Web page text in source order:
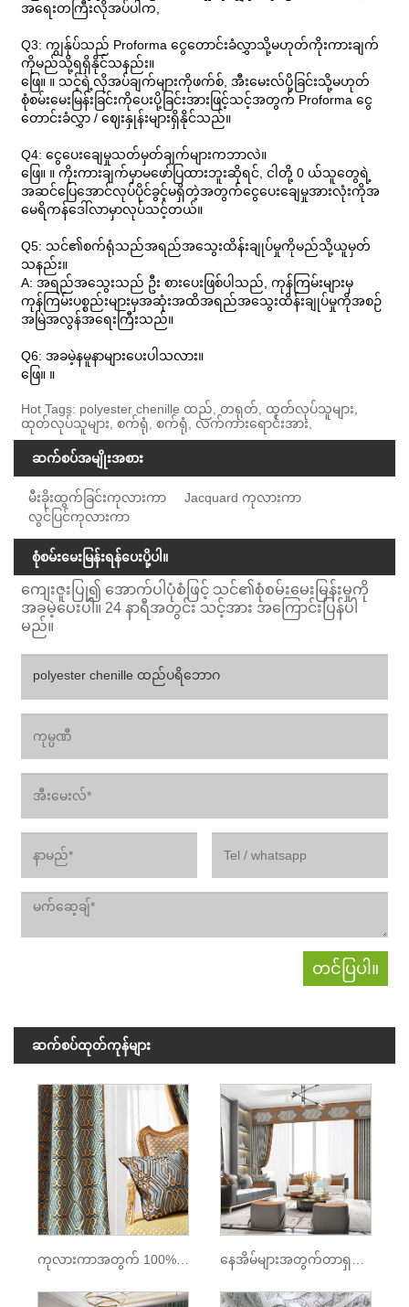
အရေးတကြီးလိုအပ်ပါက,
Q3: ကျွန်ုပ်သည် Proforma ငွေတောင်းခံလွှာသို့မဟုတ်ကိုးကားချက်
ကိုမည်သို့ရရှိနိုင်သနည်း။
ဖြေ။ ။ သင့်ရဲ့လိုအပ်ချက်များကိုဖက်စ်, အီးမေးလ်ပို့ခြင်းသို့မဟုတ်
စုံစမ်းမေးမြန်းခြင်းကိုပေးပို့ခြင်းအားဖြင့်သင့်အတွက် Proforma ငွေ
တောင်းခံလွှာ / ဈေးနှုန်းများရှိနိုင်သည်။
Q4: ငွေပေးချေမှုသတ်မှတ်ချက်များကဘာလဲ။
ဖြေ။ ။ ကိုးကားချက်မှာမဖော်ပြထားဘူးဆိုရင်, ငါတို့ 0 ယ်သူတွေရဲ့
အဆင်ပြေအောင်လုပ်ပိုင်ခွင့်မရှိတဲ့အတွက်ငွေပေးချေမှုအားလုံးကိုအ
မေရိကန်ဒေါ်လာမှာလုပ်သင့်တယ်။
Q5: သင်၏စက်ရုံသည်အရည်အသွေးထိန်းချုပ်မှုကိုမည်သို့ယူမှတ်
သနည်း။
A: အရည်အသွေးသည် ဦး စားပေးဖြစ်ပါသည်, ကုန်ကြမ်းများမှ
ကုန်ကြမ်းပစ္စည်းများမှအဆုံးအထိအရည်အသွေးထိန်းချုပ်မှုကိုအစဉ်
အမြဲအလွန်အရေးကြီးသည်။
Q6: အခမဲ့နမူနာများပေးပါသလား။
ဖြေ။ ။
Hot Tags: polyester chenille ထည်, တရုတ်, ထုတ်လုပ်သူများ,
ထုတ်လုပ်သူများ, စက်ရုံ, စက်ရုံ, လက်ကားရောင်းအား,
ဆက်စပ်အမျိုးအစား
မီးခိုးထွက်ခြင်းကုလားကာ
Jacquard ကုလားကာ
လွင်ပြင်ကုလားကာ
စုံစမ်းမေးမြန်းရန်ပေးပို့ပါ။
ကျေးဇူးပြု၍ အောက်ပါပုံစံဖြင့် သင်၏စုံစမ်းမေးမြန်းမှုကို
အခမဲ့ပေးပါ။ 24 နာရီအတွင်း သင့်အား အကြောင်းပြန်ပါ
မည်။
ဆက်စပ်ထုတ်ကုန်များ
ကုလားကာအတွက် 100% Polyester အထည်အလိပ်ရွှေဆေးရိုက်ထည်